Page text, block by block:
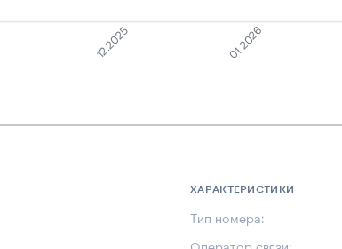
12.2025 01.2026
ХАРАКТЕРИСТИКИ
Тип номера: